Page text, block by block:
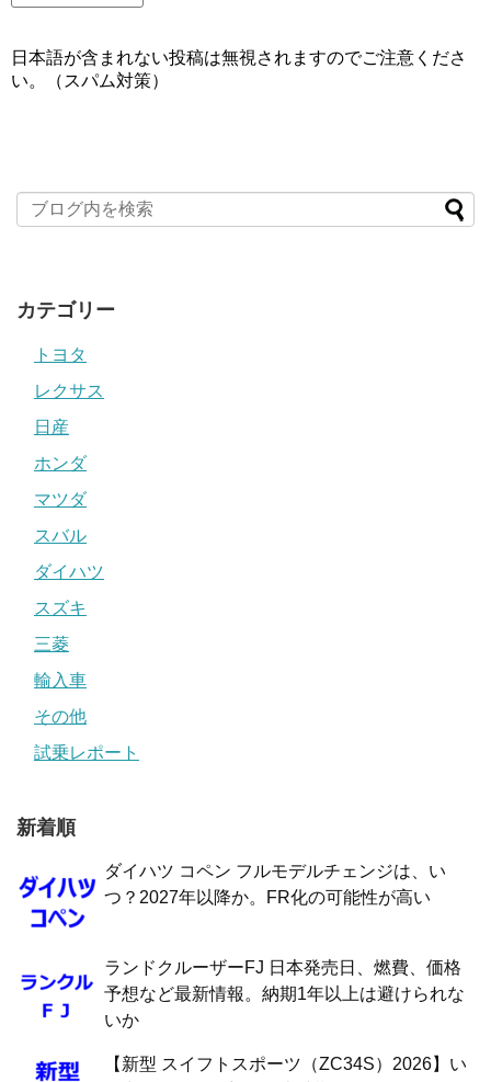
日本語が含まれない投稿は無視されますのでご注意くださ
い。（スパム対策）
カテゴリー
トヨタ
レクサス
日産
ホンダ
マツダ
スバル
ダイハツ
スズキ
三菱
輸入車
その他
試乗レポート
新着順
ダイハツ コペン フルモデルチェンジは、い
つ？2027年以降か。FR化の可能性が高い
ランドクルーザーFJ 日本発売日、燃費、価格
予想など最新情報。納期1年以上は避けられな
いか
【新型 スイフトスポーツ（ZC34S）2026】い